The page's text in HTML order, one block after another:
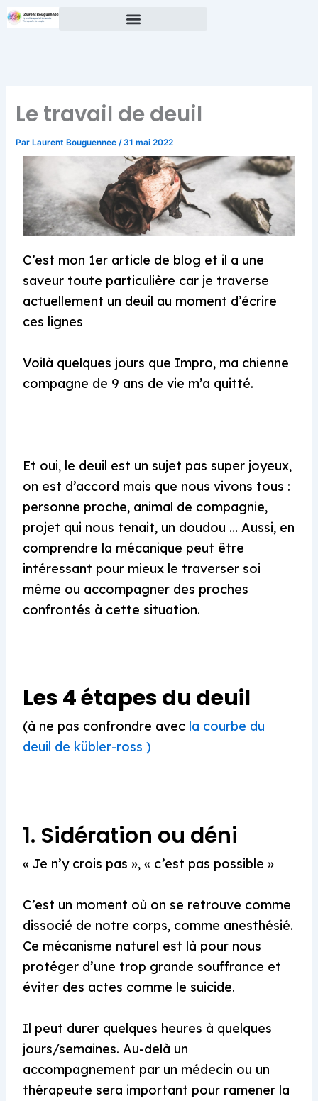
Aller
au
Le travail de deuil
Par Laurent Bouguennec/31 mai 2022
C’est mon 1er article de blog et il a une
saveur toute particulière car je traverse
actuellement un deuil au moment d’écrire
ces lignes
Voilà quelques jours que Impro, ma chienne
compagne de 9 ans de vie m’a quitté.
Et oui, le deuil est un sujet pas super joyeux,
on est d’accord mais que nous vivons tous :
personne proche, animal de compagnie,
projet qui nous tenait, un doudou … Aussi, en
comprendre la mécanique peut être
intéressant pour mieux le traverser soi
même ou accompagner des proches
confrontés à cette situation.
Les 4 étapes du deuil
(à ne pas confrondre avec la courbe du
deuil de kübler-ross )
1. Sidération ou déni
« Je n’y crois pas », « c’est pas possible »
C’est un moment où on se retrouve comme
dissocié de notre corps, comme anesthésié.
Ce mécanisme naturel est là pour nous
protéger d’une trop grande souffrance et
éviter des actes comme le suicide.
Il peut durer quelques heures à quelques
jours/semaines. Au-delà un
accompagnement par un médecin ou un
thérapeute sera important pour ramener la